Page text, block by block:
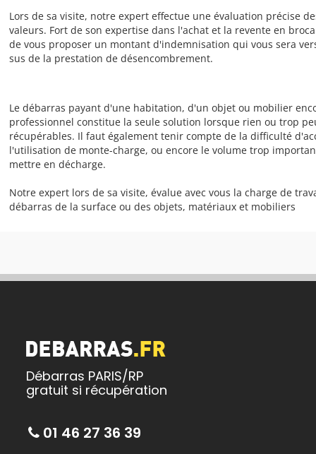
Lors de sa visite, notre expert effectue une évaluation précise
valeurs. Fort de son expertise dans l'achat et la revente en
de vous proposer un montant d'indemnisation qui vous sera
sus de la prestation de désencombrement.
Le débarras payant d'une habitation, d'un objet ou mobilier
professionnel constitue la seule solution lorsque rien ou trop
récupérables. Il faut également tenir compte de la difficulté
l'utilisation de monte-charge, ou encore le volume trop
mettre en décharge.
Notre expert lors de sa visite, évalue avec vous la charge de
débarras de la surface ou des objets, matériaux et mobiliers
Débarras PARIS/RP
gratuit si récupération
01 46 27 36 39